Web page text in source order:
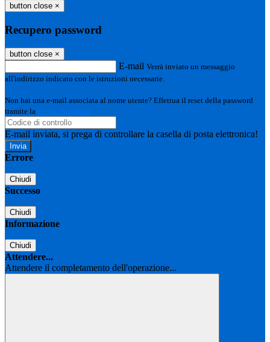
button close ×
Recupero password
button close ×
E-mail Verrà inviato un messaggio
all'indirizzo indicato con le istruzioni necessarie.
Non hai una e-mail associata al nome utente? Effettua il reset della password
tramite la Login Spaggiari
E-mail inviata, si prega di controllare la casella di posta elettronica!
Errore
Chiudi
Successo
Chiudi
Informazione
Chiudi
Attendere...
Attendere il completamento dell'operazione...